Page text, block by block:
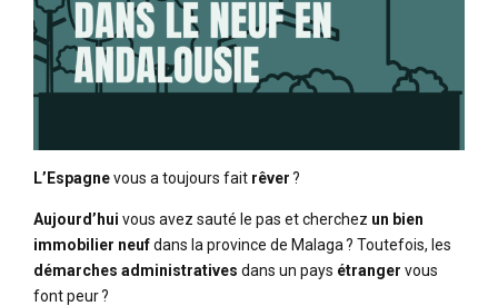
L’Espagnevous a toujours fait rêver?
Aujourd’hui vous avez sauté le pas et cherchez un bien
immobilier neufdans la province de Malaga ? Toutefois, les
démarches administratives dans un pays étranger vous
font peur ?